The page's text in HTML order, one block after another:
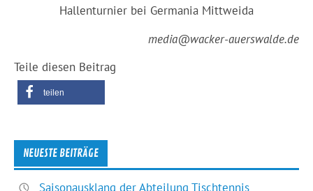
Hallenturnier bei Germania Mittweida
media@wacker-auerswalde.de
Teile diesen Beitrag
teilen
NEUESTE BEITRÄGE
Saisonausklang der Abteilung Tischtennis